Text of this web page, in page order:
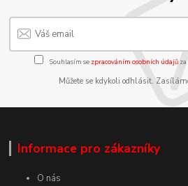
Souhlasím se zpracováním osobních údajůza
Můžete se kdykoli odhlásit.
Informace pro zákazníky
O nás